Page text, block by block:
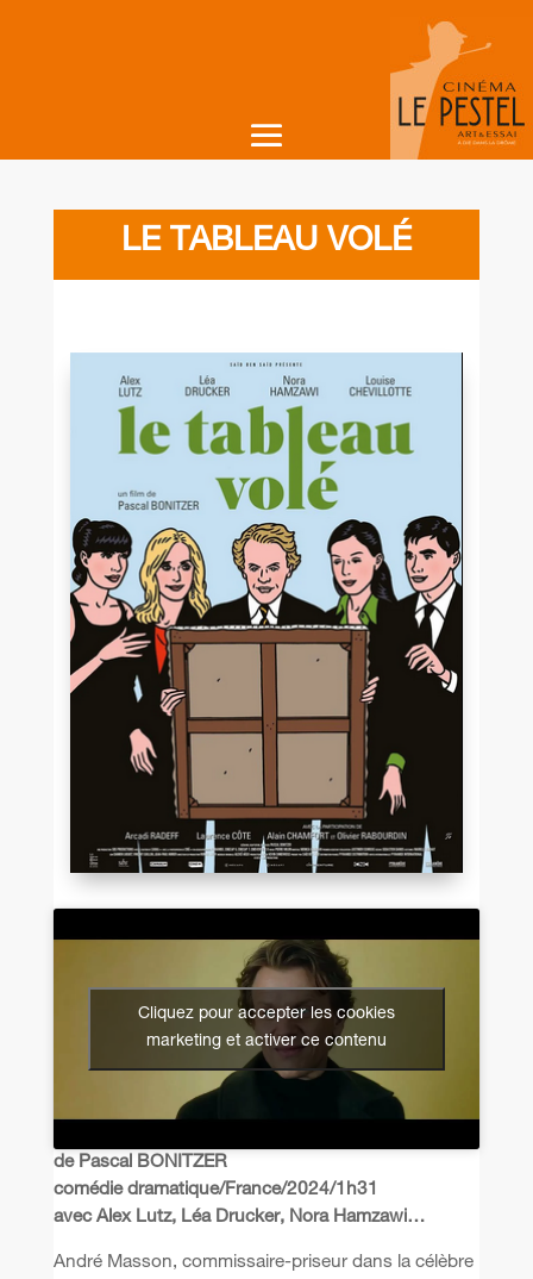
LE TABLEAU VOLÉ
Cliquez pour accepter les cookies
marketing et activer ce contenu
de Pascal BONITZER
comédie dramatique/France/2024/1h31
avec Alex Lutz, Léa Drucker, Nora Hamzawi…
André Masson, commissaire-priseur dans la célèbre